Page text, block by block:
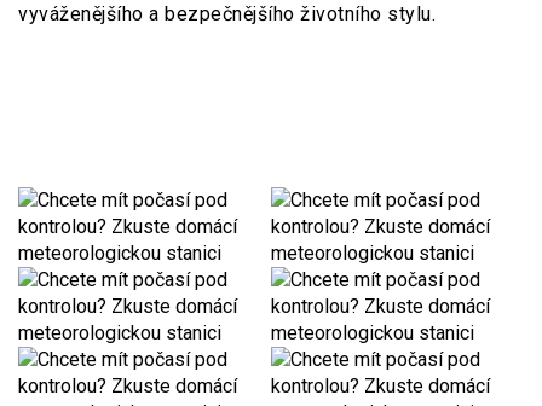
vyváženějšího a bezpečnějšího životního stylu.